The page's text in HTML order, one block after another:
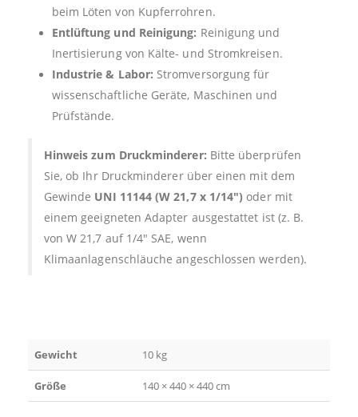
beim Löten von Kupferrohren.
Entlüftung und Reinigung: Reinigung und
Inertisierung von Kälte- und Stromkreisen.
Industrie & Labor: Stromversorgung für
wissenschaftliche Geräte, Maschinen und
Prüfstände.
Hinweis zum Druckminderer: Bitte überprüfen
Sie, ob Ihr Druckminderer über einen mit dem
Gewinde UNI 11144 (W 21,7 x 1/14″) oder mit
einem geeigneten Adapter ausgestattet ist (z. B.
von W 21,7 auf 1/4″ SAE, wenn
Klimaanlagenschläuche angeschlossen werden).
Gewicht 10 kg
Größe 140 × 440 × 440 cm